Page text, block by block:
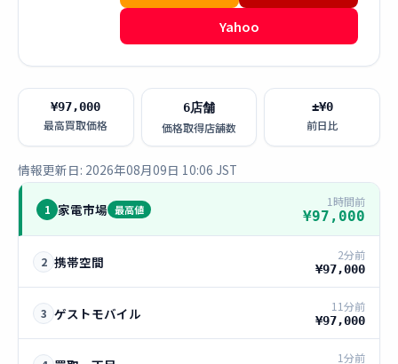
Yahoo
¥97,000
最高買取価格
6店舗
価格取得店舗数
±¥0
前日比
情報更新日: 2026年08月09日 10:06 JST
1 家電市場 最高値
1時間前
¥97,000
2 携帯空間 2分前
¥97,000
3 ゲストモバイル 11分前
¥97,000
1分前